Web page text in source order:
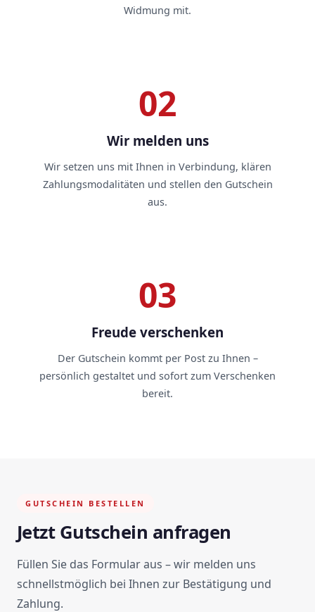
Widmung mit.
02
Wir melden uns
Wir setzen uns mit Ihnen in Verbindung, klären
Zahlungsmodalitäten und stellen den Gutschein
aus.
03
Freude verschenken
Der Gutschein kommt per Post zu Ihnen –
persönlich gestaltet und sofort zum Verschenken
bereit.
GUTSCHEIN BESTELLEN
Jetzt Gutschein anfragen
Füllen Sie das Formular aus – wir melden uns
schnellstmöglich bei Ihnen zur Bestätigung und
Zahlung.